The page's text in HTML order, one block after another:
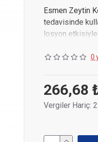
Esmen Zeytin
tedavisinde
losyon etkisiyle
0
266,68
Vergiler Hariç: